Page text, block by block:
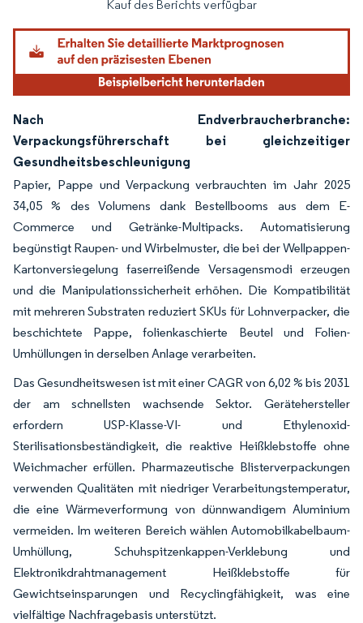
Kauf des Berichts verfügbar
Nach Endverbraucherbranche:
Verpackungsführerschaft bei gleichzeitiger
Gesundheitsbeschleunigung
Papier, Pappe und Verpackung verbrauchten im Jahr 2025
34,05 % des Volumens dank Bestellbooms aus dem E-
Commerce und Getränke-Multipacks. Automatisierung
begünstigt Raupen- und Wirbelmuster, die bei der Wellpappen-
Kartonversiegelung faserreißende Versagensmodi erzeugen
und die Manipulationssicherheit erhöhen. Die Kompatibilität
mit mehreren Substraten reduziert SKUs für Lohnverpacker, die
beschichtete Pappe, folienkaschierte Beutel und Folien-
Umhüllungen in derselben Anlage verarbeiten.
Das Gesundheitswesen ist mit einer CAGR von 6,02 % bis 2031
der am schnellsten wachsende Sektor. Gerätehersteller
erfordern USP-Klasse-VI- und Ethylenoxid-
Sterilisationsbeständigkeit, die reaktive Heißklebstoffe ohne
Weichmacher erfüllen. Pharmazeutische Blisterverpackungen
verwenden Qualitäten mit niedriger Verarbeitungstemperatur,
die eine Wärmeverformung von dünnwandigem Aluminium
vermeiden. Im weiteren Bereich wählen Automobilkabelbaum-
Umhüllung, Schuhspitzenkappen-Verklebung und
Elektronikdrahtmanagement Heißklebstoffe für
Gewichtseinsparungen und Recyclingfähigkeit, was eine
vielfältige Nachfragebasis unterstützt.